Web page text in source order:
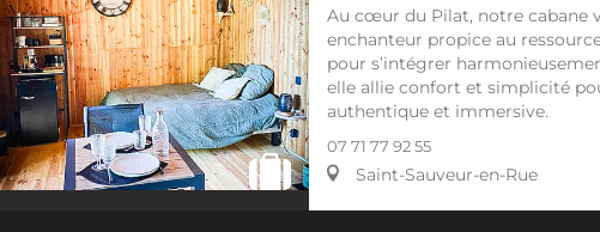
Au cœur du Pilat, notre cabane
enchanteur propice au
pour s’intégrer
elle allie confort et simplicité
authentique et immersive.
07 71 77 92 55
Saint-Sauveur-en-Rue